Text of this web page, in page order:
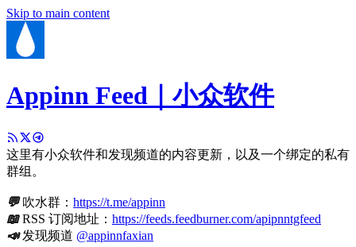
Skip to main content
Appinn Feed｜小众软件
这里有小众软件和发现频道的内容更新，以及一个绑定的私有
群组。
💬吹水群： https://t.me/appinn
📖RSS 订阅地址： https://feeds.feedburner.com/apipnntgfeed
📣发现频道 @appinnfaxian